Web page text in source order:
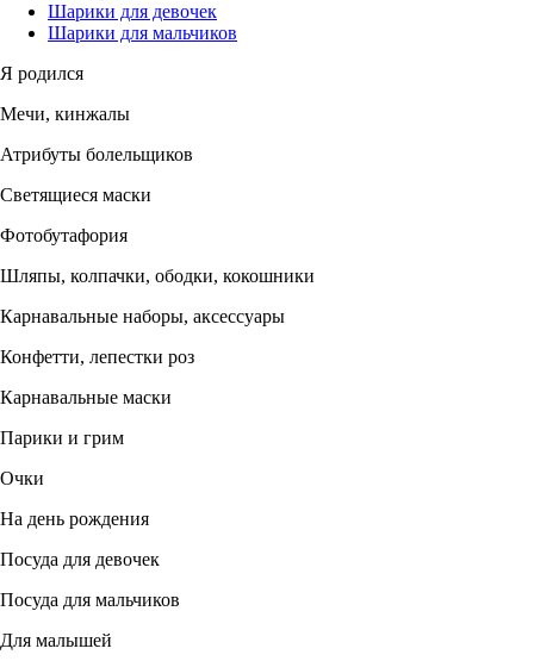
Шарики для девочек
Шарики для мальчиков
Я родился
Мечи, кинжалы
Атрибуты болельщиков
Светящиеся маски
Фотобутафория
Шляпы, колпачки, ободки, кокошники
Карнавальные наборы, аксессуары
Конфетти, лепестки роз
Карнавальные маски
Парики и грим
Очки
На день рождения
Посуда для девочек
Посуда для мальчиков
Для малышей